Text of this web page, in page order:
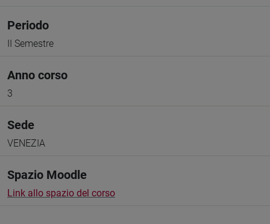
Periodo
II Semestre
Anno corso
3
Sede
VENEZIA
Spazio Moodle
Link allo spazio del corso